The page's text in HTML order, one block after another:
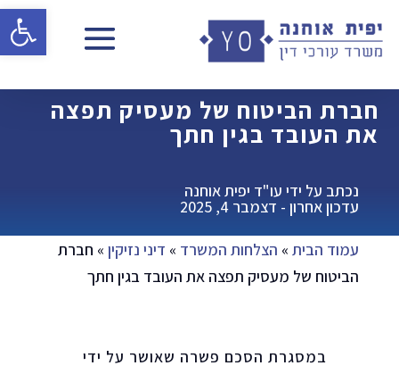
חברת הביטוח של מעסיק תפצה
את העובד בגין חתך
נכתב על ידי עו"ד יפית אוחנה
עדכון אחרון - דצמבר 4, 2025
עמוד הבית» הצלחות המשרד » דיני נזיקין» חברת
הביטוח של מעסיק תפצה את העובד בגין חתך
במסגרת הסכם פשרה שאושר על ידי